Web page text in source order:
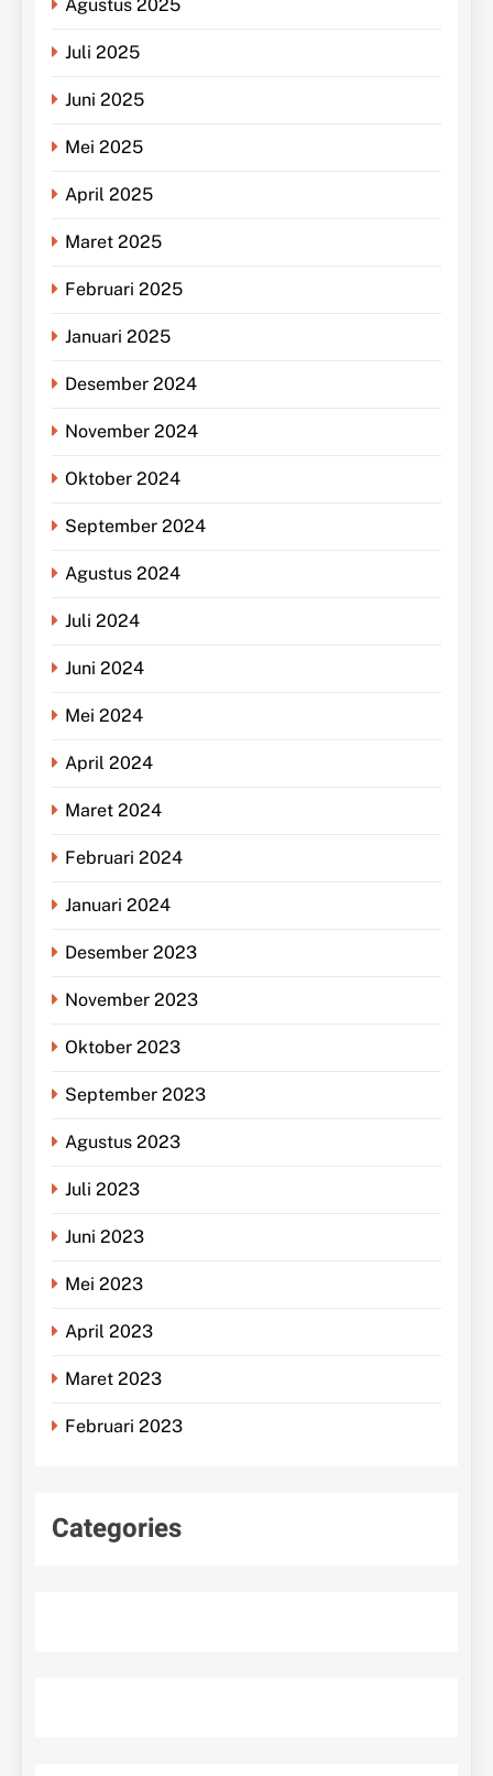
Agustus 2025
Juli 2025
Juni 2025
Mei 2025
April 2025
Maret 2025
Februari 2025
Januari 2025
Desember 2024
November 2024
Oktober 2024
September 2024
Agustus 2024
Juli 2024
Juni 2024
Mei 2024
April 2024
Maret 2024
Februari 2024
Januari 2024
Desember 2023
November 2023
Oktober 2023
September 2023
Agustus 2023
Juli 2023
Juni 2023
Mei 2023
April 2023
Maret 2023
Februari 2023
Categories